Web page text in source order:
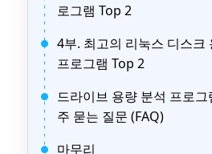
로그램 Top 2
4부. 최고의 리눅스 디스크
프로그램 Top 2
드라이브 용량 분석 프로
주 묻는 질문 (FAQ)
마무리